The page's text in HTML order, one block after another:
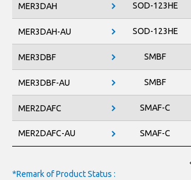
MER3DAH
MER3DAH-AU
MER3DBF
MER3DBF-AU
MER2DAFC
MER2DAFC-AU
SOD-123HE
SOD-123HE
SMBF
SMBF
SMAF-C
SMAF-C
*Remark of Product Status :